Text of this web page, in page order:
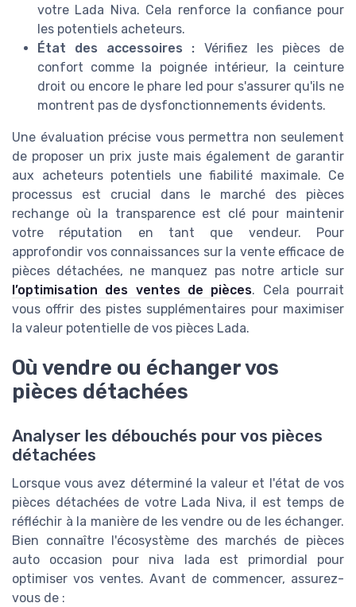
votre Lada Niva. Cela renforce la confiance pour
les potentiels acheteurs.
État des accessoires : Vérifiez les pièces de
confort comme la poignée intérieur, la ceinture
droit ou encore le phare led pour s'assurer qu'ils ne
montrent pas de dysfonctionnements évidents.
Une évaluation précise vous permettra non seulement
de proposer un prix juste mais également de garantir
aux acheteurs potentiels une fiabilité maximale. Ce
processus est crucial dans le marché des pièces
rechange où la transparence est clé pour maintenir
votre réputation en tant que vendeur. Pour
approfondir vos connaissances sur la vente efficace de
pièces détachées, ne manquez pas notre article sur
l’optimisation des ventes de pièces. Cela pourrait
vous offrir des pistes supplémentaires pour maximiser
la valeur potentielle de vos pièces Lada.
Où vendre ou échanger vos
pièces détachées
Analyser les débouchés pour vos pièces
détachées
Lorsque vous avez déterminé la valeur et l'état de vos
pièces détachées de votre Lada Niva, il est temps de
réfléchir à la manière de les vendre ou de les échanger.
Bien connaître l'écosystème des marchés de pièces
auto occasion pour niva lada est primordial pour
optimiser vos ventes. Avant de commencer, assurez-
vous de :